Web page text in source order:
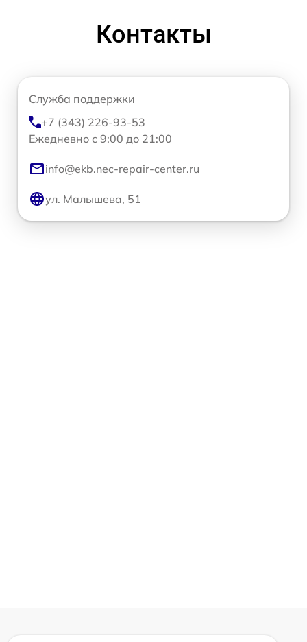
Контакты
Служба поддержки
+7 (343) 226-93-53
Ежедневно с 9:00 до 21:00
info@ekb.nec-repair-center.ru
ул. Малышева, 51